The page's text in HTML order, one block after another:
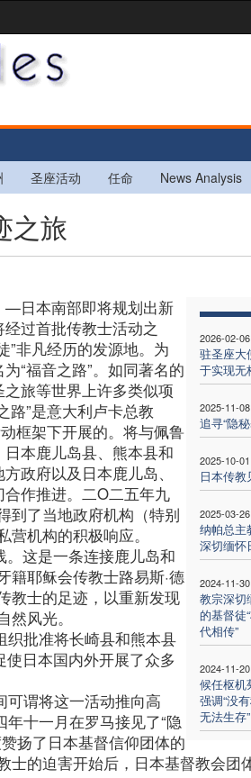
圣座活动 任命 News Analysis
之旅
2026-02-06
驻圣座大
于实现无
2025-11-08
追寻“隐
2025-10-01
日本传
2025-03-26
纳帕总主
深切缅怀
2024-11-30
教宗深切
的基督徒
代相传”
2024-11-20
候任枢机
强调“没
无法生存”
—日本南部即将规划出新
过首批传教士活动之
”非凡经历的发源地。为
“福音之路”。如同著名的
旅等世界上许多类似项
路”是意大利卢卡总教
框架下开展的。将与佩鲁
本鹿儿岛县、熊本县和
政府以及日本鹿儿岛、
作推进。二O二五年九
到了当地政府机构（特别
机构的积极响应。
。这是一条连接鹿儿岛和
籍耶稣会传教士路易斯·德
教士的足迹，以重新发现
风光。
织批准将长崎县和熊本县
使日本国内外开展了众多
可谓将这一活动推向高
十一月在罗马接见了“隐
扬了日本基督信仰团体的
的迫害开始后，日本基督教会团